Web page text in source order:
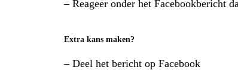
– Reageer onder het Facebookbericht
Extra kans maken?
– Deel het bericht op Facebook